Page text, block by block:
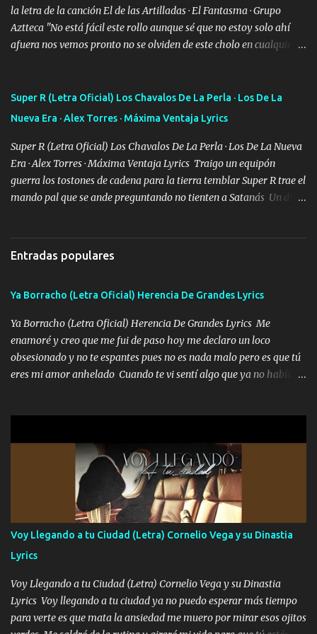
lo que hablo Entre lob...
la letra de la canción El de las Artilladas · El Fantasma · Grupo
Aztteca "No está fácil este rollo aunque sé que no estoy solo ahí
afuera nos vemos pronto no se olviden de este cholo en cualquier
equipo quedó afuera" Letra original de www.elnorteduro.com
"Bien al tiro la plebada siempre listos pa la gu'erra y a mi
como soy" "El jefe ondeado buena escuela nos dejó y firmes
compadre avestruz hay le va un saludon que sigan las artilladas
en acción" Música "No hace falta ni mi apodo porque ya saben qué
rollo se escuchaba este loco les iba a durar muy poco cuando
Super R (Letra Oficial) Los Chavalos De La Perla · Los De La
Nueva Era · Alex Torres · Máxima Ventaja Lyrics
Super R (Letra Oficial) Los Chavalos De La Perla · Los De La Nueva
Era · Alex Torres · Máxima Ventaja Lyrics Traigo un equipón
guerra los tostones de cadena para la tierra temblar Super R trae el
mando pal que se ande preguntando no tienten a Satanás Un día
si les voy a p'elear POR EL SEÑOR DE LOS GALLOS saben que la
vida damos ya se lo fui a demostrar por ahí me ven bien equipado
lo que se ofrezca con el UNO EL DOS Y EL TRES Y de la MB soy
buena pieza clave en el cartel aquí la firma ya saben cuál es que
quede claro SUPER R26 Música Lo enamorado nunca se me quita
traigo una que otra morrita y en la Urus la he de montar varias
trocas que me cuidan puro soldado su'icida no les tiembla pa tirar
A veces allá en la Perla si no me ve en la Sierra me muevo de aquí
Entradas populares
Ya Borracho (Letra Oficial) Herencia De Grandes Lyrics
Ya Borracho (Letra Oficial) Herencia De Grandes Lyrics Me
enamoré y creo que me fui de paso hoy me declaro un loco
obsesionado y no te espantes pues no es nada malo pero es que tú
eres mi amor anhelado Cuando te vi sentí algo que ya no había
cariño de mi alma Que pa febrero vendré frente a ti con mis
preguntas y digas que sí hacernos novios y verte feliz y muy
contenta como yo por ti Música Pregúntame qué es lo que me
enamora pa describirte unas cuantas horas también pregunta que
quiero contigo que seas dichosa al estar conmigo Y ya borracho
contéstame la llamada pa dedicarte unas bonitas palabras así
borracho me animo a decirte todo y puedo describirlo mucho que
me encantes Decirte que me siento muy feliz y emocionado por
tenerte aquí espero que quiera...
Voy Llegando a tu Ciudad (Letra) Cornelio Vega y su Dinastia
Lyrics
Voy Llegando a tu Ciudad (Letra) Cornelio Vega y su Dinastia
Lyrics Voy llegando a tu ciudad ya no puedo esperar más tiempo
para verte es que mata la ansiedad me muero por mirar esos ojitos